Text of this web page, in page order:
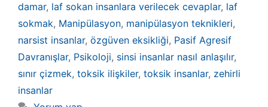
damar, laf sokan insanlara verilecek cevaplar, laf
sokmak, Manipülasyon, manipülasyon teknikleri,
narsist insanlar, özgüven eksikliği, Pasif Agresif
Davranışlar, Psikoloji, sinsi insanlar nasıl anlaşılır,
sınır çizmek, toksik ilişkiler, toksik insanlar, zehirli
insanlar